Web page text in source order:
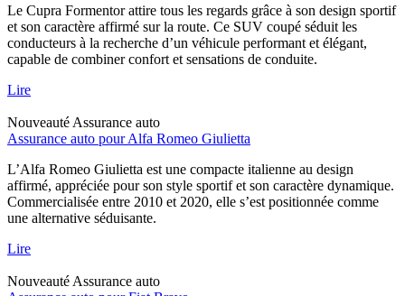
Le Cupra Formentor attire tous les regards grâce à son design sportif
et son caractère affirmé sur la route. Ce SUV coupé séduit les
conducteurs à la recherche d’un véhicule performant et élégant,
capable de combiner confort et sensations de conduite.
Lire
Nouveauté Assurance auto
Assurance auto pour Alfa Romeo Giulietta
L’Alfa Romeo Giulietta est une compacte italienne au design
affirmé, appréciée pour son style sportif et son caractère dynamique.
Commercialisée entre 2010 et 2020, elle s’est positionnée comme
une alternative séduisante.
Lire
Nouveauté Assurance auto